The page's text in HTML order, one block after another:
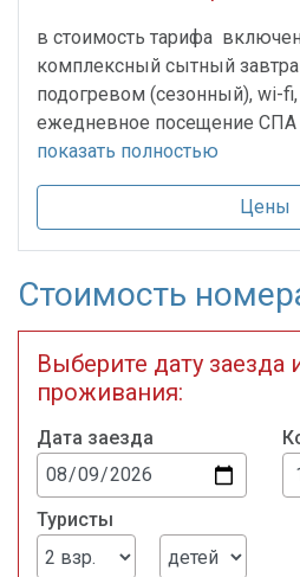
в стоимость тарифа
комплексный сытный
подогревом (сезонный), wi-
ежедневное посещение СПА
показать полностью
Цены
Стоимость
Выберите дату заезда
проживания:
Дата заезда
Туристы